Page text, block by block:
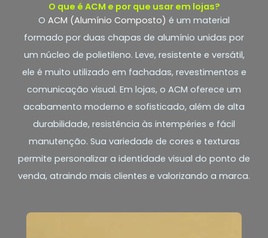
O que é ACM e por que usar em lojas?
O ACM (Alumínio Composto) é um material
formado por duas chapas de alumínio unidas por
um núcleo de polietileno. Leve, resistente e versátil,
ele é muito utilizado em fachadas, revestimentos e
comunicação visual. Em lojas, o ACM oferece um
acabamento moderno e sofisticado, além de alta
durabilidade, resistência às intempéries e fácil
manutenção. Sua variedade de cores e texturas
permite personalizar a identidade visual do ponto de
venda, atraindo mais clientes e valorizando a marca.